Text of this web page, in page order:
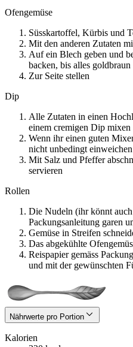
Ofengemüse
Süsskartoffel, Kürbis und
Mit den anderen Zutaten
Auf ein Blech geben und
backen, bis alles goldbraun
Zur Seite stellen
Dip
Alle Zutaten in einen
einem cremigen Dip mixen
Wenn ihr einen guten
nicht unbedingt einweichen
Mit Salz und Pfeffer
servieren
Rollen
Die Nudeln (ihr könnt
Packungsanleitung garen
Gemüse in Streifen
Das abgekühlte
Reispapier gemäss
und mit der gewünschten
Nährwerte pro Portion
Kalorien